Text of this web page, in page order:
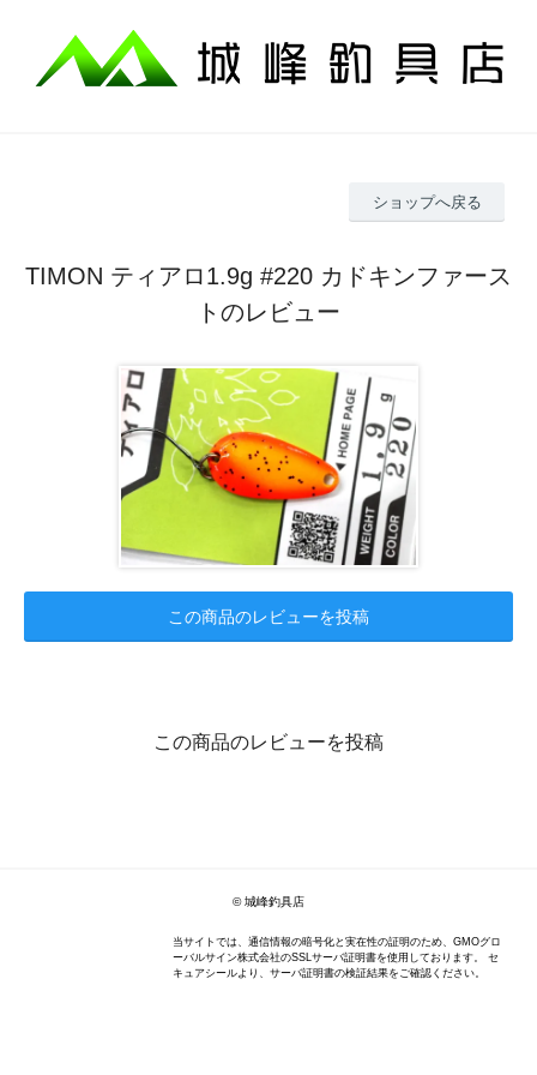
ショップへ戻る
TIMON ティアロ1.9g #220 カドキンファース
トのレビュー
この商品のレビューを投稿
この商品のレビューを投稿
© 城峰釣具店
当サイトでは、通信情報の暗号化と実在性の証明のため、GMOグロ
ーバルサイン株式会社のSSLサーバ証明書を使用しております。 セ
キュアシールより、サーバ証明書の検証結果をご確認ください。